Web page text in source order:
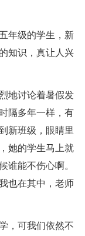
年级的学生，新
知识，真让人兴
地讨论着暑假发
隔多年一样，有
新班级，眼睛里
她的学生马上就
谁能不伤心啊。
也在其中，老师
，可我们依然不